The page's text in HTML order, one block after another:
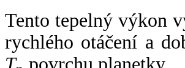
Tento tepelný výkon
rychlého otáčení a